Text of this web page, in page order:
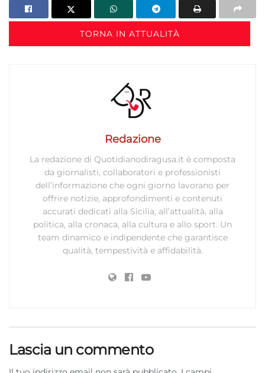
TORNA IN ATTUALITÀ
Redazione
La redazione di Quotidianodiragusa.it è composta
da giornalisti, collaboratori e professionisti
dell’informazione che ogni giorno lavorano per
offrire notizie, approfondimenti e contenuti
accurati dedicati alla Sicilia, all’attualità, alla
politica, alla cronaca, alla cultura e allo sport. Un
team dinamico e indipendente che garantisce
qualità, tempestività e affidabilità.
Lascia un commento